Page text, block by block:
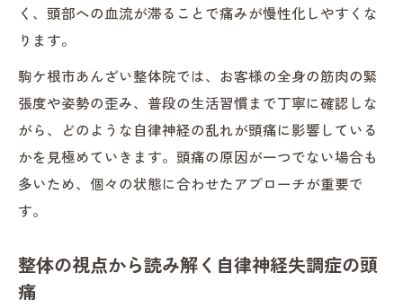
く、頭部への血流が滞ることで痛みが慢性化しやすくな
ります。
駒ケ根市あんざい整体院では、お客様の全身の筋肉の緊
張度や姿勢の歪み、普段の生活習慣まで丁寧に確認しな
がら、どのような自律神経の乱れが頭痛に影響している
かを見極めていきます。頭痛の原因が一つでない場合も
多いため、個々の状態に合わせたアプローチが重要で
す。
整体の視点から読み解く自律神経失調症の頭
痛